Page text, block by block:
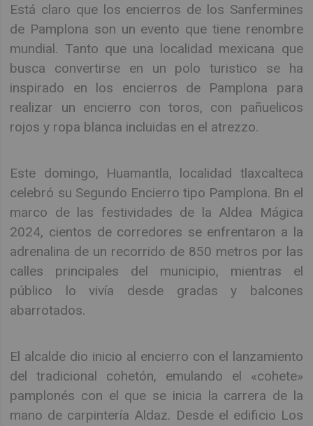
Está claro que los encierros de los Sanfermines
de Pamplona son un evento que tiene renombre
mundial. Tanto que una localidad mexicana que
busca convertirse en un polo turistico se ha
inspirado en los encierros de Pamplona para
realizar un encierro con toros, con pañuelicos
rojos y ropa blanca incluidas en el atrezzo.
Este domingo, Huamantla, localidad tlaxcalteca
celebró su Segundo Encierro tipo Pamplona. Bn el
marco de las festividades de la Aldea Mágica
2024, cientos de corredores se enfrentaron a la
adrenalina de un recorrido de 850 metros por las
calles principales del municipio, mientras el
público lo vivía desde gradas y balcones
abarrotados.
El alcalde dio inicio al encierro con el lanzamiento
del tradicional cohetón, emulando el «cohete»
pamplonés con el que se inicia la carrera de la
mano de carpintería Aldaz. Desde el edificio Los